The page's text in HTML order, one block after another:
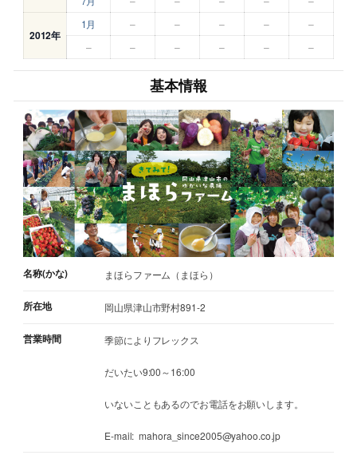
2012年
1月 – – – –
–
–
– – – – –
基本情報
名称(かな) まほらファーム（まほら）
所在地 岡山県津山市野村891-2
営業時間 季節によりフレックス
だいたい9:00～16:00
いないこともあるのでお電話をお願いします。
E-mail: mahora_since2005@yahoo.co.jp